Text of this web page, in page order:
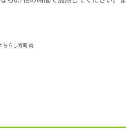
ちらし寿司 肉